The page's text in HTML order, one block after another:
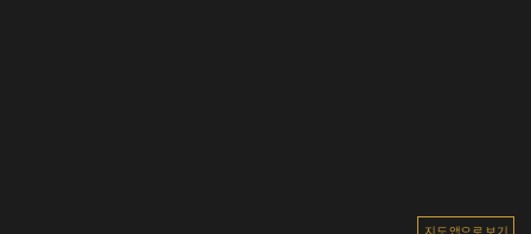
지도 앱으로 보기